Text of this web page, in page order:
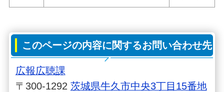
このページの内容に関するお問い合わせ先
広報広聴課
〒300-1292 茨城県牛久市中央3丁目15番地